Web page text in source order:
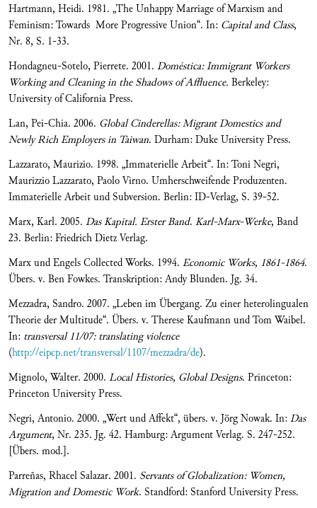
Hartmann, Heidi. 1981. „The Unhappy Marriage of Marxism and
Feminism: Towards More Progressive Union“. In: Capital and Class,
Nr. 8, S. 1-33.
Hondagneu-Sotelo, Pierrete. 2001. Doméstica: Immigrant Workers
Working and Cleaning in the Shadows of Affluence. Berkeley:
University of California Press.
Lan, Pei-Chia. 2006. Global Cinderellas: Migrant Domestics and
Newly Rich Employers in Taiwan. Durham: Duke University Press.
Lazzarato, Maurizio. 1998. „Immaterielle Arbeit“. In: Toni Negri,
Maurizzio Lazzarato, Paolo Virno. Umherschweifende Produzenten.
Immaterielle Arbeit und Subversion. Berlin: ID-Verlag, S. 39-52.
Marx, Karl. 2005. Das Kapital. Erster Band. Karl-Marx-Werke, Band
23. Berlin: Friedrich Dietz Verlag.
Marx und Engels Collected Works. 1994. Economic Works, 1861-1864.
Übers. v. Ben Fowkes. Transkription: Andy Blunden. Jg. 34.
Mezzadra, Sandro. 2007. „Leben im Übergang. Zu einer heterolingualen
Theorie der Multitude“. Übers. v. Therese Kaufmann und Tom Waibel.
In: transversal 11/07: translating violence
(http://eipcp.net/transversal/1107/mezzadra/de).
Mignolo, Walter. 2000. Local Histories, Global Designs. Princeton:
Princeton University Press.
Negri, Antonio. 2000. „Wert und Affekt“, übers. v. Jörg Nowak. In:Das
Argument, Nr. 235. Jg. 42. Hamburg: Argument Verlag. S. 247-252.
[Übers. mod.].
Parreñas, Rhacel Salazar. 2001. Servants of Globalization: Women,
Migration and Domestic Work. Standford: Stanford University Press.